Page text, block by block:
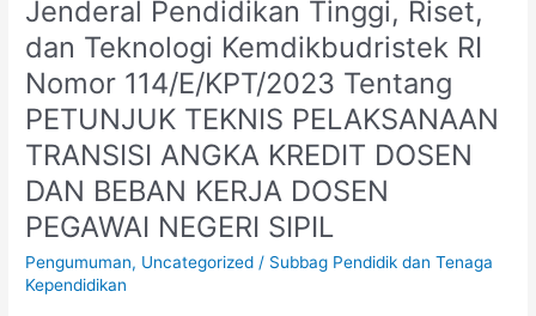
Jenderal Pendidikan Tinggi, Riset,
dan Teknologi Kemdikbudristek RI
Nomor 114/E/KPT/2023 Tentang
PETUNJUK TEKNIS PELAKSANAAN
TRANSISI ANGKA KREDIT DOSEN
DAN BEBAN KERJA DOSEN
PEGAWAI NEGERI SIPIL
Pengumuman, Uncategorized / Subbag Pendidik dan Tenaga
Kependidikan
Direktur
Jenderal
Pendidikan
Riset,
dan
Teknologi
Kemdikbudristek
RI
Nomor
114/E/KPT/2023